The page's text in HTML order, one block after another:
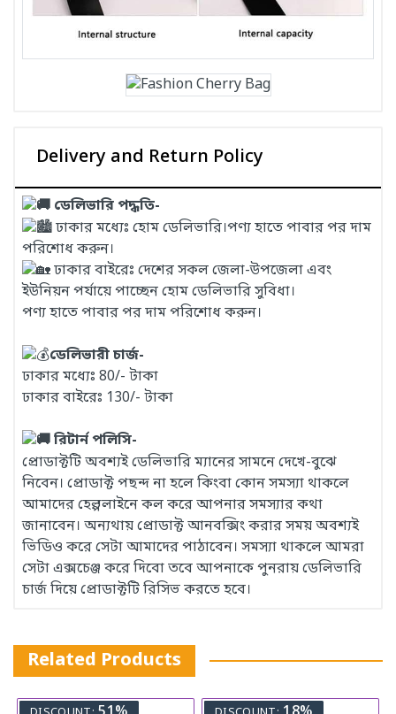
Delivery and Return Policy
ডেলিভারি পদ্ধতি-
ঢাকার মধ্যেঃ হোম ডেলিভারি।পণ্য হাতে পাবার পর দাম
পরিশোধ করুন।
ঢাকার বাইরেঃ দেশের সকল জেলা-উপজেলা এবং
ইউনিয়ন পর্যায়ে পাচ্ছেন হোম ডেলিভারি সুবিধা।
পণ্য হাতে পাবার পর দাম পরিশোধ করুন।
ডেলিভারী চার্জ-
ঢাকার মধ্যেঃ 80/- টাকা
ঢাকার বাইরেঃ 130/- টাকা
রিটার্ন পলিসি-
প্রোডাক্টটি অবশ্যই ডেলিভারি ম্যানের সামনে দেখে-বুঝে
নিবেন। প্রোডাক্ট পছন্দ না হলে কিংবা কোন সমস্যা থাকলে
আমাদের হেল্পলাইনে কল করে আপনার সমস্যার কথা
জানাবেন। অন্যথায় প্রোডাক্ট আনবক্সিং করার সময় অবশ্যই
ভিডিও করে সেটা আমাদের পাঠাবেন। সমস্যা থাকলে আমরা
সেটা এক্সচেঞ্জ করে দিবো তবে আপনাকে পুনরায় ডেলিভারি
চার্জ দিয়ে প্রোডাক্টটি রিসিভ করতে হবে।
Related Products